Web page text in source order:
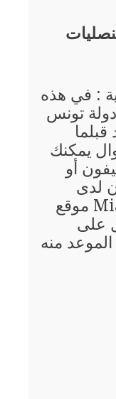
: في هذه
تونس
يمكنك
أو
لدى
القنصلية تونس في Miami موقع
على
منه